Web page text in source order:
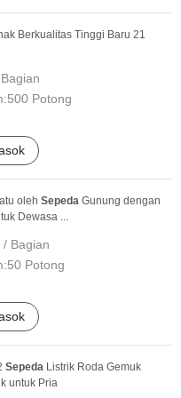
Berkualitas Tinggi Baru 21
500 Potong
oleh Sepeda Gunung dengan
Dewasa ...
/ Bagian
50 Potong
Sepeda Listrik Roda Gemuk
untuk Pria